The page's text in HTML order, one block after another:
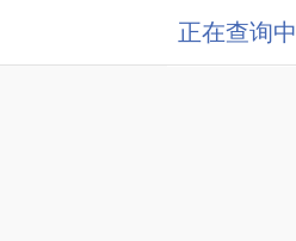
正在查询中